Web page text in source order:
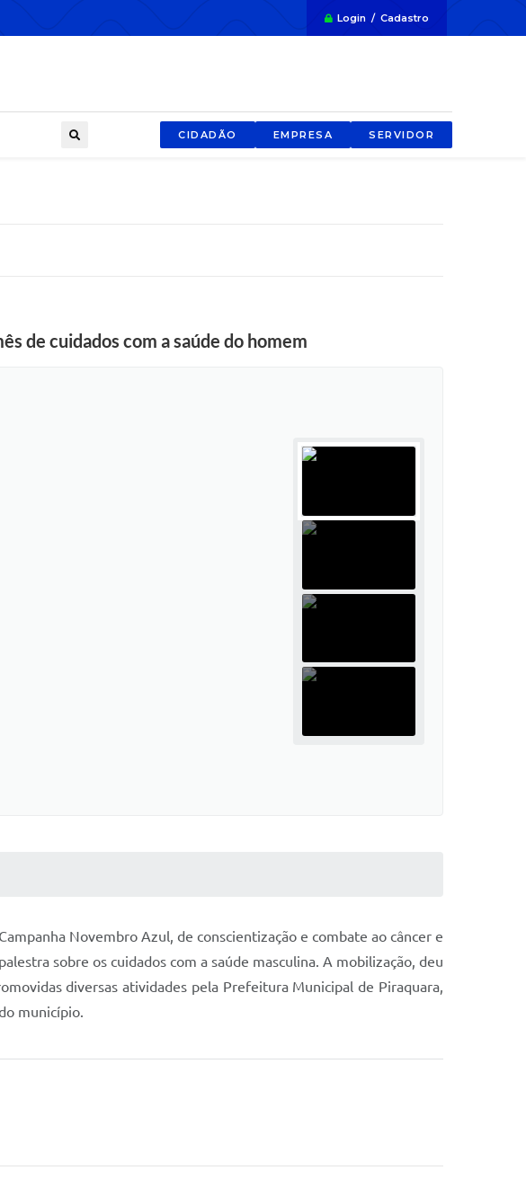
Login / Cadastro
CIDADÃO EMPRESA SERVIDOR
de cuidados com a saúde do homem
Novembro Azul, de conscientização e combate ao câncer e
sobre os cuidados com a saúde masculina. A mobilização, deu
diversas atividades pela Prefeitura Municipal de Piraquara,
município.